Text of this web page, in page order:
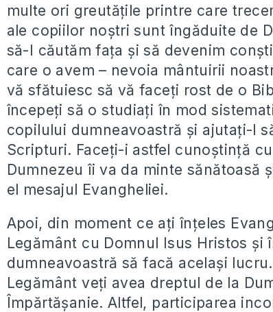
multe ori greutățile printre care
ale copiilor noștri sunt îngăduite de
să-I căutăm fața și să devenim
care o avem – nevoia mântuirii
vă sfătuiesc să vă faceți rost de o
începeți să o studiați în mod
copilului dumneavoastră și ajutați-l
Scripturi. Faceți-i astfel cunoștință
Dumnezeu îi va da minte sănătoasă
el mesajul Evangheliei.
Apoi, din moment ce ați înțeles
Legământ cu Domnul Isus Hristos și
dumneavoastră să facă același
Legământ veți avea dreptul de la
Împărtășanie. Altfel, participarea